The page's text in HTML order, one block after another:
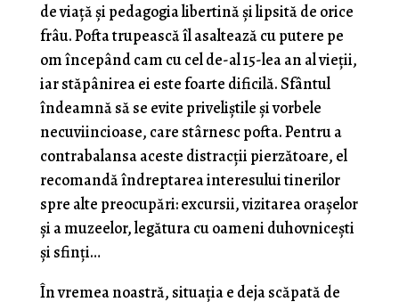
de viaţă şi pedagogia libertină şi lipsită de orice
frâu. Pofta trupească îl asaltează cu putere pe
om începând cam cu cel de-al 15-lea an al vieţii,
iar stăpânirea ei este foarte dificilă. Sfântul
îndeamnă să se evite priveliştile şi vorbele
necuviincioase, care stârnesc pofta. Pentru a
contrabalansa aceste distrac­ţii pierzătoare, el
recomandă îndreptarea interesului tinerilor
spre alte preocupări: excursii, vizitarea ora­şelor
şi a muzeelor, legătura cu oameni duhovniceşti
şi sfinţi…
În vremea noastră, situaţia e deja scăpată de